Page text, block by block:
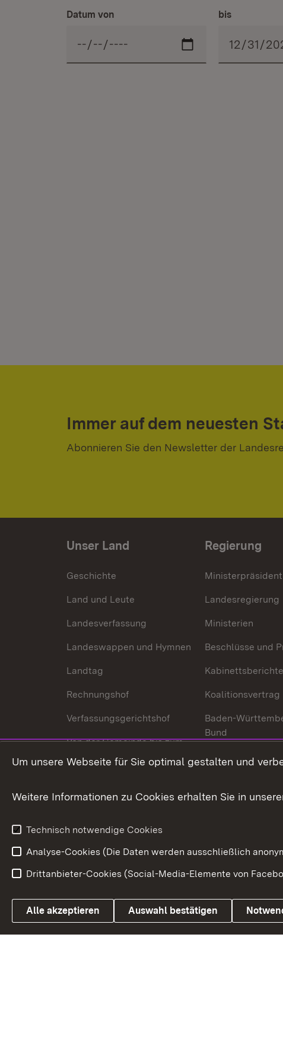
Datum von bis
Immer auf dem neuesten
Abonnieren Sie den Newsletter der
Unser Land
Geschichte
Land und Leute
Landesverfassung
Landeswappen und Hymnen
Landtag
Rechnungshof
Verfassungsgerichtshof
Von der Gemeinde bis zum
Ministerium
Wirtschaftsstandort
Urlaubs- und Kulturland
Regierung
Ministerpräsident
Landesregierung
Ministerien
Beschlüsse und
Kabinettsberichte
Koalitionsvertrag
Baden-
Bund
In Europa und der
Link zum Landesportal
Um unsere Webseite für Sie optimal gestalten und
Weitere Informationen zu Cookies erhalten Sie in
Technisch notwendige Cookies
Analyse-Cookies (Die Daten werden ausschließlich
Drittanbieter-Cookies (Social-Media-Elemente von
Alle akzeptieren Auswahl bestätigen